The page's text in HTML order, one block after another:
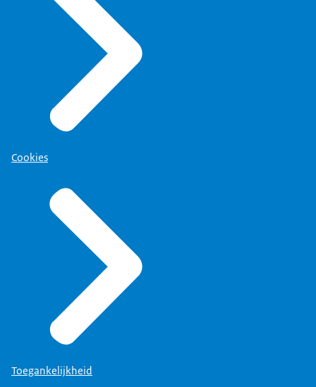
Cookies
Toegankelijkheid